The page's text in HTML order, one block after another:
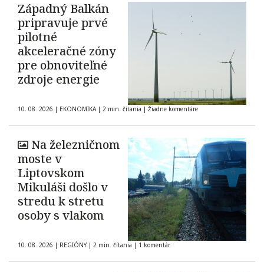
Západný Balkán
pripravuje prvé
pilotné
akceleračné zóny
pre obnoviteľné
zdroje energie
10. 08. 2026 | EKONOMIKA | 2 min. čítania | Žiadne komentáre
Na železničnom
moste v
Liptovskom
Mikuláši došlo v
stredu k stretu
osoby s vlakom
10. 08. 2026 | REGIÓNY | 2 min. čítania | 1 komentár